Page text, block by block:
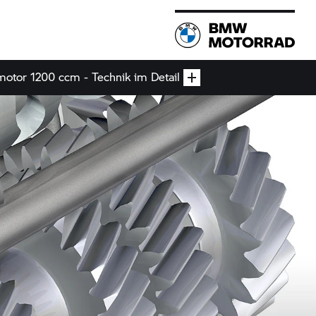
1200 ccm - Technik im Detail